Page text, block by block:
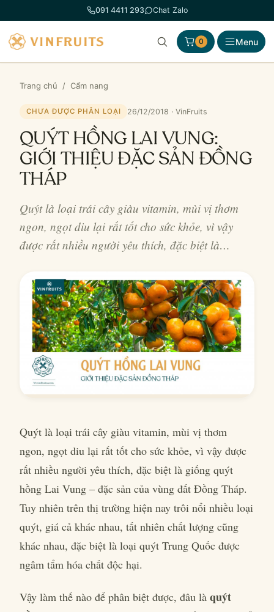
đến
phần
nội
dung
091 4411 293 Chat Zalo
0 Menu
Trang chủ / Cẩm nang
CHƯA ĐƯỢC PHÂN LOẠI 26/12/2018 · VinFruits
QUÝT HỒNG LAI VUNG:
GIỚI THIỆU ĐẶC SẢN ĐỒNG
THÁP
Quýt là loại trái cây giàu vitamin, mùi vị thơm
ngon, ngọt diu lại rất tốt cho sức khỏe, vì vậy
được rất nhiều người yêu thích, đặc biệt là…
Quýt là loại trái cây giàu vitamin, mùi vị thơm
ngon, ngọt diu lại rất tốt cho sức khỏe, vì vậy được
rất nhiều người yêu thích, đặc biệt là giống quýt
hồng Lai Vung – đặc sản của vùng đất Đồng Tháp.
Tuy nhiên trên thị trường hiện nay trôi nổi nhiều loại
quýt, giá cả khác nhau, tất nhiên chất lượng cũng
khác nhau, đặc biệt là loại quýt Trung Quốc được
ngâm tẩm hóa chất độc hại.
Vậy làm thế nào để phân biệt được, đâu là quýt